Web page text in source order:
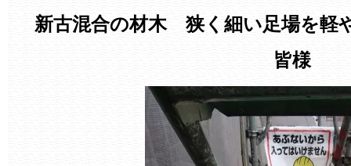
新古混合の材木 狭く細い足場を軽
皆様